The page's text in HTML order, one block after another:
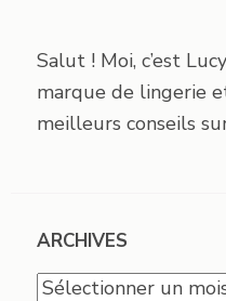
Salut ! Moi, c’est
marque de lingerie
meilleurs conseils
ARCHIVES
Archives